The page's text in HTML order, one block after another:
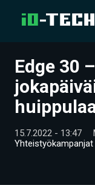
UUTISET
ARTIKKELIT
VIDEOT
Edge 30
15.7.2022 - 13:47
Yhteistyökampanjat